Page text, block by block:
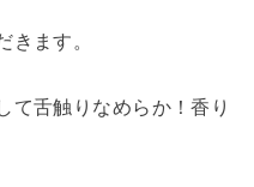
きます。
て舌触りなめらか！香り